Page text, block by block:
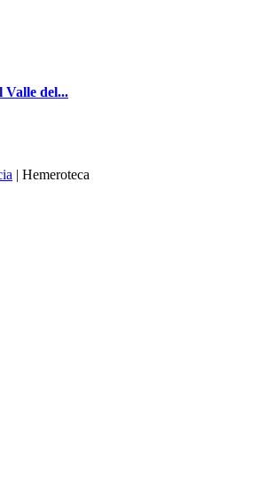
Valle del...
| Hemeroteca